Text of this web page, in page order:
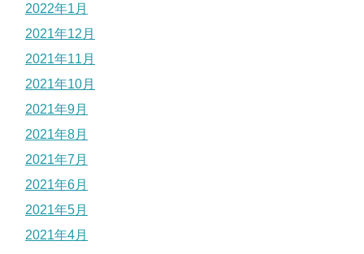
2022年1月
2021年12月
2021年11月
2021年10月
2021年9月
2021年8月
2021年7月
2021年6月
2021年5月
2021年4月